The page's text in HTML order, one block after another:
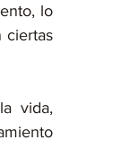
lo
ciertas
vida,